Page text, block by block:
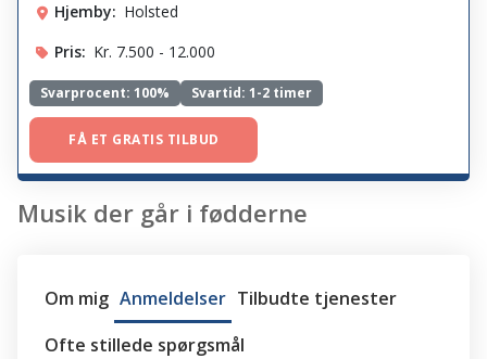
Hjemby: Holsted
Pris: Kr. 7.500 - 12.000
Svarprocent:100% Svartid: 1-2 timer
FÅ ET GRATIS TILBUD
Musik der går i fødderne
Om mig Anmeldelser Tilbudte tjenester
Ofte stillede spørgsmål